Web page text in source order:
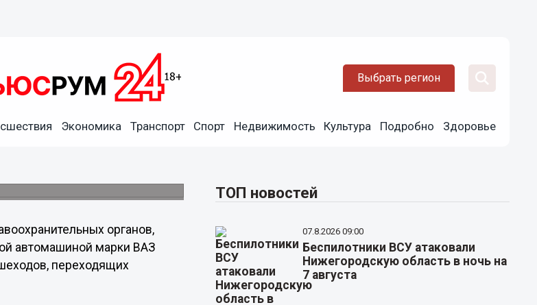
Выбрать регион
Экономика Транспорт Спорт Недвижимость Культура Подробно Здоровье
насмерть сбивший
органов,
автомашиной марки ВАЗ
переходящих
ТОП новостей
07.8.2026 09:00
Беспилотники ВСУ атаковали
Нижегородскую область в ночь на
7 августа